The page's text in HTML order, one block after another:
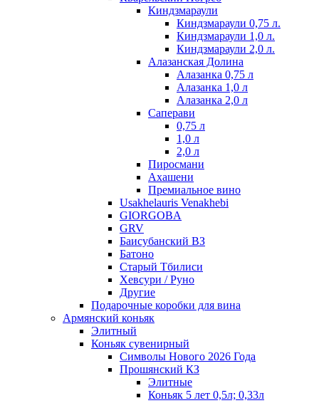
Киндзмараули
Киндзмараули 0,75 л.
Киндзмараули 1,0 л.
Киндзмараули 2,0 л.
Алазанская Долина
Алазанка 0,75 л
Алазанка 1,0 л
Алазанка 2,0 л
Саперави
0,75 л
1,0 л
2,0 л
Пиросмани
Ахашени
Премиальное вино
Usakhelauris Venakhebi
GIORGOBA
GRV
Баисубанский ВЗ
Батоно
Старый Тбилиси
Хевсури / Руно
Другие
Подарочные коробки для вина
Армянский коньяк
Элитный
Коньяк сувенирный
Символы Нового 2026 Года
Прошянский КЗ
Элитные
Коньяк 5 лет 0,5л; 0,33л